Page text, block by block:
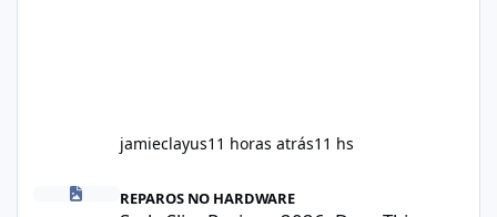
jamieclayus11 horas atrás11 hs
Soda Slim Reviews 2026: Does This Weight Loss Formula Really
REPAROS NO HARDWARE